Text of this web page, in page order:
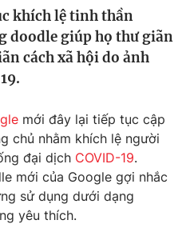
khích lệ tinh thần
doodle giúp họ thư giãn
cách xã hội do ảnh
mới đây lại tiếp tục cập
chủ nhằm khích lệ người
đại dịch COVID-19.
mới của Google gợi nhắc
sử dụng dưới dạng
yêu thích.